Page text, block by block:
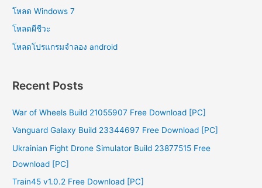
โหลด Windows 7
โหลดผีชีวะ
โหลดโปรแกรมจําลอง android
Recent Posts
War of Wheels Build 21055907 Free Download [PC]
Vanguard Galaxy Build 23344697 Free Download [PC]
Ukrainian Fight Drone Simulator Build 23877515 Free
Download [PC]
Train45 v1.0.2 Free Download [PC]